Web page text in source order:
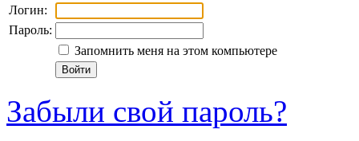
Логин:
Пароль:
Запомнить меня на этом компьютере
Забыли свой пароль?